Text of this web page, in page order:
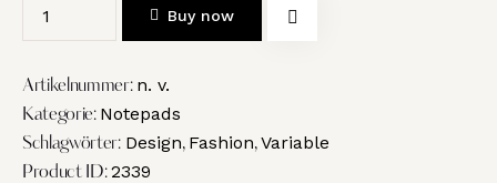
Buy now
Artikelnummer: n. v.
Kategorie: Notepads
Schlagwörter: Design, Fashion,Variable
Product ID:2339